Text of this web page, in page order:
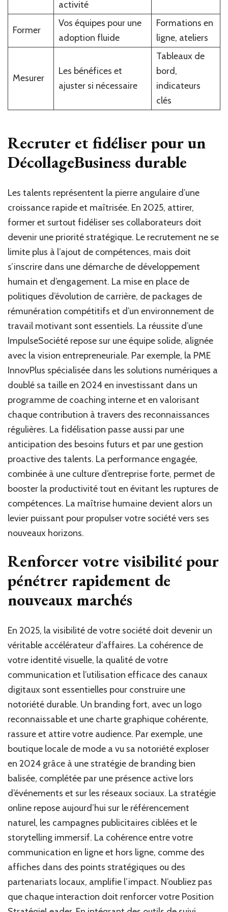
activité
Former
Vos équipes pour une
adoption fluide
Formations en
ligne, ateliers
Mesurer
Les bénéfices et
ajuster si nécessaire
Tableaux de
bord,
indicateurs
clés
Recruter et fidéliser pour un
DécollageBusiness durable
Les talents représentent la pierre angulaire d’une
croissance rapide et maîtrisée. En 2025, attirer,
former et surtout fidéliser ses collaborateurs doit
devenir une priorité stratégique. Le recrutement ne se
limite plus à l’ajout de compétences, mais doit
s’inscrire dans une démarche de développement
humain et d’engagement. La mise en place de
politiques d’évolution de carrière, de packages de
rémunération compétitifs et d’un environnement de
travail motivant sont essentiels. La réussite d’une
ImpulseSociété repose sur une équipe solide, alignée
avec la vision entrepreneuriale. Par exemple, la PME
InnovPlus spécialisée dans les solutions numériques a
doublé sa taille en 2024 en investissant dans un
programme de coaching interne et en valorisant
chaque contribution à travers des reconnaissances
régulières. La fidélisation passe aussi par une
anticipation des besoins futurs et par une gestion
proactive des talents. La performance engagée,
combinée à une culture d’entreprise forte, permet de
booster la productivité tout en évitant les ruptures de
compétences. La maîtrise humaine devient alors un
levier puissant pour propulser votre société vers ses
nouveaux horizons.
Renforcer votre visibilité pour
pénétrer rapidement de
nouveaux marchés
En 2025, la visibilité de votre société doit devenir un
véritable accélérateur d’affaires. La cohérence de
votre identité visuelle, la qualité de votre
communication et l’utilisation efficace des canaux
digitaux sont essentielles pour construire une
notoriété durable. Un branding fort, avec un logo
reconnaissable et une charte graphique cohérente,
rassure et attire votre audience. Par exemple, une
boutique locale de mode a vu sa notoriété exploser
en 2024 grâce à une stratégie de branding bien
balisée, complétée par une présence active lors
d’événements et sur les réseaux sociaux. La stratégie
online repose aujourd’hui sur le référencement
naturel, les campagnes publicitaires ciblées et le
storytelling immersif. La cohérence entre votre
communication en ligne et hors ligne, comme des
affiches dans des points stratégiques ou des
partenariats locaux, amplifie l’impact. N’oubliez pas
que chaque interaction doit renforcer votre Position